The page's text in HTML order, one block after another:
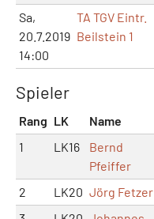
Sa,
20.7.2019
14:00
TA TGV Eintr.
Beilstein 1
Spieler
Rang LK Name
1
LK16
Bernd
Pfeiffer
2 LK20 Jörg Fetzer